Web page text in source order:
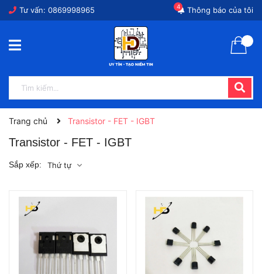
Tư vấn: 0869998965 Thông báo của tôi
4
Trang chủ Transistor - FET - IGBT
Transistor - FET - IGBT
Sắp xếp: Thứ tự